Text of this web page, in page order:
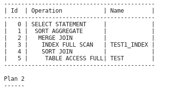
--------------------------------------------
| Id  | Operation            | Name        |
--------------------------------------------
|   0 | SELECT STATEMENT     |             |
|   1 |  SORT AGGREGATE      |             |
|   2 |   MERGE JOIN         |             |
|   3 |    INDEX FULL SCAN   | TEST1_INDEX |
|   4 |    SORT JOIN         |             |
|   5 |     TABLE ACCESS FULL| TEST        |
--------------------------------------------
Plan 2
------